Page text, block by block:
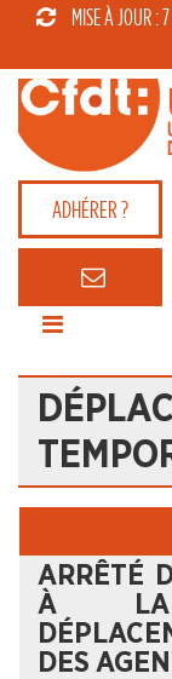
MISE À JOUR :
ADHÉRER ?
ARRÊTÉ
À LA
DES